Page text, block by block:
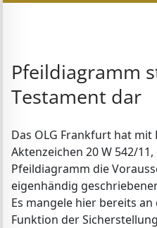
Pfeildiagramm
Testament dar
Das OLG Frankfurt hat mit
Akten­zeichen 20 W 542/
Pfeildiagramm die
eigenhändig
Es mangele hier bereits
Funktion der